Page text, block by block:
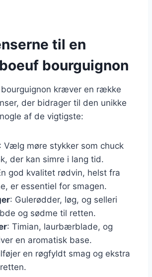
til en
bourguignon
kræver en række
der bidrager til den unikke
af de vigtigste:
: Vælg møre stykker som chuck
der kan simre i lang tid.
god kvalitet rødvin, helst fra
er essentiel for smagen.
: Gulerødder, løg, og selleri
og sødme til retten.
: Timian, laurbærblade, og
en aromatisk base.
en røgfyldt smag og ekstra